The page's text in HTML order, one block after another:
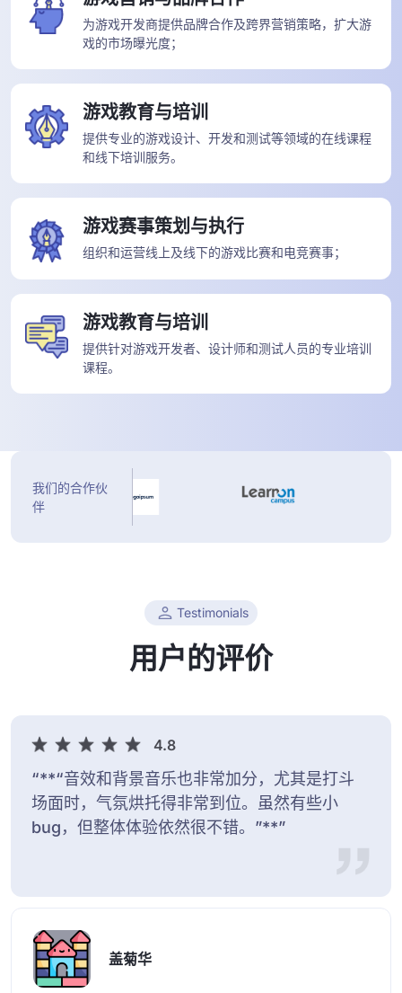
为游戏开发商提供品牌合作及跨界营销策略，扩大游
戏的市场曝光度；
游戏教育与培训
提供专业的游戏设计、开发和测试等领域的在线课程
和线下培训服务。
游戏赛事策划与执行
组织和运营线上及线下的游戏比赛和电竞赛事；
游戏教育与培训
提供针对游戏开发者、设计师和测试人员的专业培训
课程。
我们的合作伙
伴
Testimonials
用户的评价
4.8
“**“音效和背景音乐也非常加分，尤其是打斗
场面时，气氛烘托得非常到位。虽然有些小
bug，但整体体验依然很不错。”**”
盖菊华